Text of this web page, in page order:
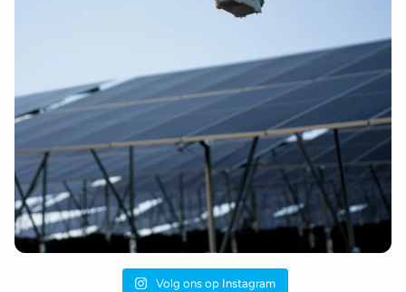
Volg ons op Instagram